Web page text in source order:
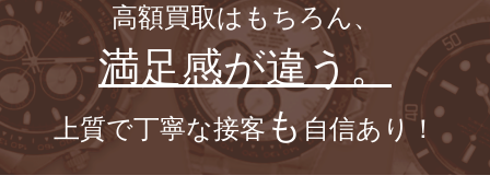
高額買取はもちろん、
満足感が違う。
上質で丁寧な接客も自信あり！